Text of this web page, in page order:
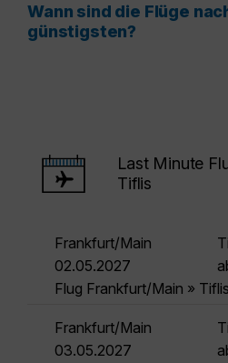
Wann sind die Flüge
günstigsten?
Last Minute
Tiflis
Frankfurt/Main
02.05.2027
Flug Frankfurt/Main »
Frankfurt/Main
03.05.2027